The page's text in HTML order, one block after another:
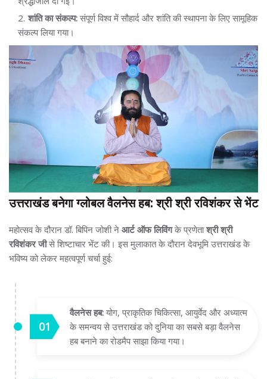
शांति का संकल्प: संपूर्ण विश्व में सौहार्द और शांति की स्थापना के लिए सामूहिक
संकल्प लिया गया।
उत्तराखंड बनेगा ग्लोबल वैलनेस हब: श्री श्री रविशंकर से भेंट
महोत्सव के दौरान डॉ. बिपिन जोशी ने आर्ट ऑफ लिविंगके प्रणेताश्री श्री
रविशंकर जीसे शिष्टाचार भेंट की। इस मुलाकात के दौरान देवभूमि उत्तराखंड के
भविष्य को लेकर महत्वपूर्ण चर्चा हुई:
वैलनेस हब: योग, प्राकृतिक चिकित्सा, आयुर्वेद और अध्यात्म
के समन्वय से उत्तराखंड को दुनिया का सबसे बड़ा वैलनेस
हब बनाने का रोडमैप साझा किया गया।